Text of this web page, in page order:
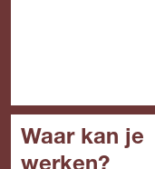
Waar kan je